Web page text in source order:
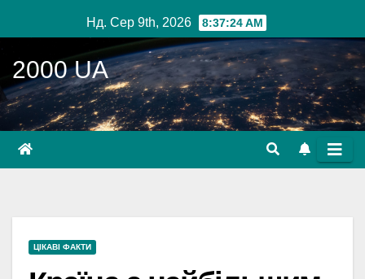
до
вмісту
Нд. Сер 9th, 2026 8:37:25 AM
2000 UA
ЦІКАВІ ФАКТИ